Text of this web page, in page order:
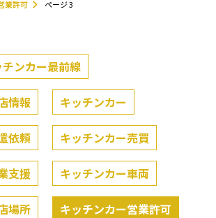
業許可 ページ 3
チンカー最前線
情報 キッチンカー
依頼 キッチンカー売買
支援 キッチンカー車両
場所 キッチンカー営業許可